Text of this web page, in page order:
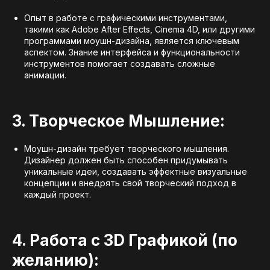
Опыт в работе с графическими инструментами,
такими как Adobe After Effects, Cinema 4D, или другими
программами моушн-дизайна, является ключевым
аспектом. Знание интерфейса и функциональности
инструментов помогает создавать сложные
анимации.
3. Творческое Мышление:
Моушн-дизайн требует творческого мышления.
Дизайнер должен быть способен придумывать
уникальные идеи, создавать эффектные визуальные
концепции и внедрять свой творческий подход в
каждый проект.
4. Работа с 3D Графикой (по
желанию):